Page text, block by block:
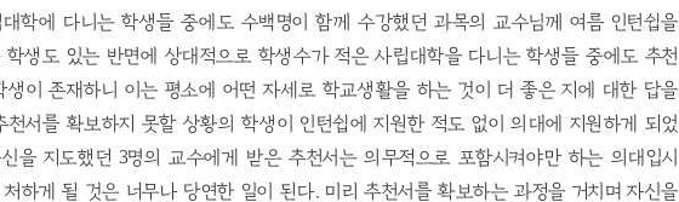
학에 다니는 학생들 중에도 수백명이 함께 수강했던 과목의 교수님께 여름 인턴쉽을
생도 있는 반면에 상대적으로 학생수가 적은 사립대학을 다니는 학생들 중에도 추천
생이 존재하니 이는 평소에 어떤 자세로 학교생활을 하는 것이 더 좋은 지에 대한 답을
천서를 확보하지 못할 상황의 학생이 인턴쉽에 지원한 적도 없이 의대에 지원하게 되었
을 지도했던 3명의 교수에게 받은 추천서는 의무적으로 포함시켜야만 하는 의대입시
하게 될 것은 너무나 당연한 일이 된다. 미리 추천서를 확보하는 과정을 거치며 자신을